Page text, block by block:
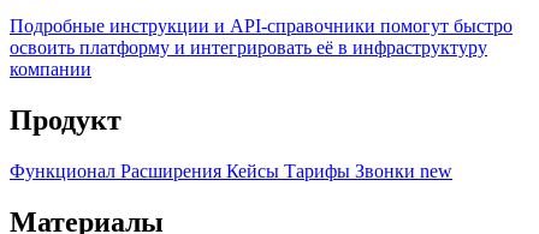
Подробные инструкции и API-справочники помогут быстро
освоить платформу и интегрировать её в инфраструктуру
компании
Продукт
Функционал Расширения Кейсы Тарифы Звонки new
Материалы